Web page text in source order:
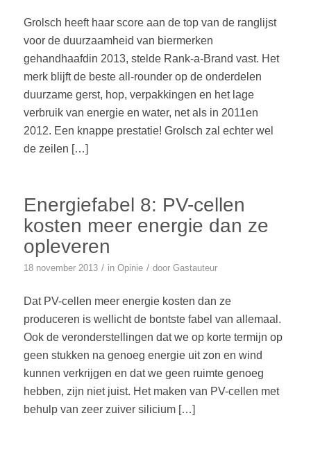
Grolsch heeft haar score aan de top van de ranglijst
voor de duurzaamheid van biermerken
gehandhaafdin 2013, stelde Rank-a-Brand vast. Het
merk blijft de beste all-rounder op de onderdelen
duurzame gerst, hop, verpakkingen en het lage
verbruik van energie en water, net als in 2011en
2012. Een knappe prestatie! Grolsch zal echter wel
de zeilen […]
Energiefabel 8: PV-cellen
kosten meer energie dan ze
opleveren
18 november 2013 / in Opinie / door Gastauteur
Dat PV-cellen meer energie kosten dan ze
produceren is wellicht de bontste fabel van allemaal.
Ook de veronderstellingen dat we op korte termijn op
geen stukken na genoeg energie uit zon en wind
kunnen verkrijgen en dat we geen ruimte genoeg
hebben, zijn niet juist. Het maken van PV-cellen met
behulp van zeer zuiver silicium […]